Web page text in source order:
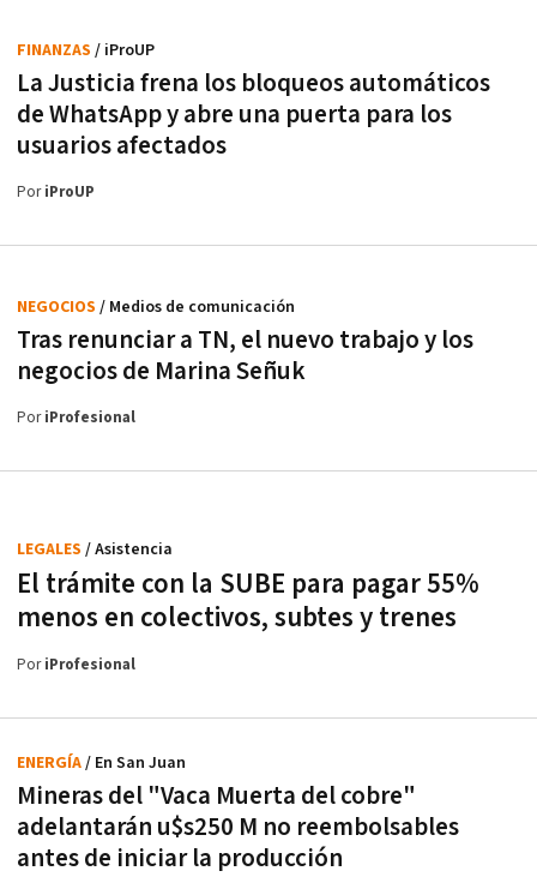
La Justicia frena los bloqueos automáticos
de WhatsApp y abre una puerta para los
usuarios afectados
FINANZAS / iProUP
PoriProUP
Tras renunciar a TN, el nuevo trabajo y los
negocios de Marina Señuk
NEGOCIOS / Medios de comunicación
PoriProfesional
El trámite con la SUBE para pagar 55%
menos en colectivos, subtes y trenes
LEGALES / Asistencia
PoriProfesional
Mineras del "Vaca Muerta del cobre"
adelantarán u$s250 M no reembolsables
antes de iniciar la producción
ENERGÍA/ En San Juan